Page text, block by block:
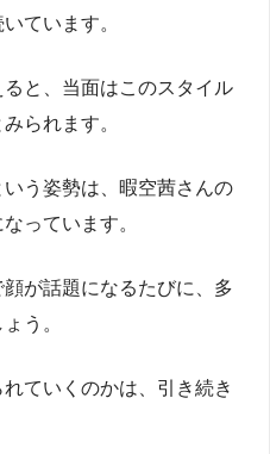
ています。
と、当面はこのスタイル
られます。
う姿勢は、暇空茜さんの
っています。
が話題になるたびに、多
う。
ていくのかは、引き続き